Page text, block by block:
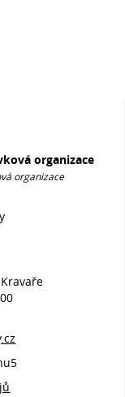
organizace
organizace